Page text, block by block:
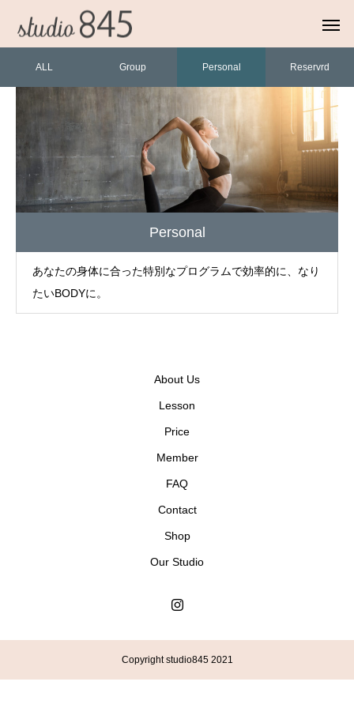
ALL Group Personal Reservrd
Personal
あなたの身体に合った特別なプログラムで効率的に、なり
たいBODYに。
About Us
Lesson
Price
Member
FAQ
Contact
Shop
Our Studio
Copyright studio845 2021